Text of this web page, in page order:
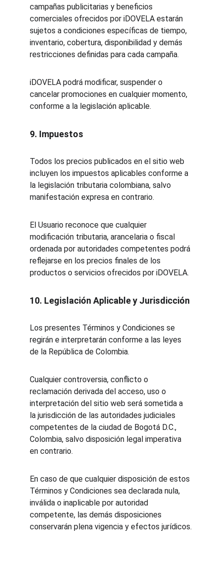
campañas publicitarias y beneficios
comerciales ofrecidos por iDOVELA estarán
sujetos a condiciones específicas de tiempo,
inventario, cobertura, disponibilidad y demás
restricciones definidas para cada campaña.
iDOVELA podrá modificar, suspender o
cancelar promociones en cualquier momento,
conforme a la legislación aplicable.
9. Impuestos
Todos los precios publicados en el sitio web
incluyen los impuestos aplicables conforme a
la legislación tributaria colombiana, salvo
manifestación expresa en contrario.
El Usuario reconoce que cualquier
modificación tributaria, arancelaria o fiscal
ordenada por autoridades competentes podrá
reflejarse en los precios finales de los
productos o servicios ofrecidos por iDOVELA.
10. Legislación Aplicable y Jurisdicción
Los presentes Términos y Condiciones se
regirán e interpretarán conforme a las leyes
de la República de Colombia.
Cualquier controversia, conflicto o
reclamación derivada del acceso, uso o
interpretación del sitio web será sometida a
la jurisdicción de las autoridades judiciales
competentes de la ciudad de Bogotá D.C.,
Colombia, salvo disposición legal imperativa
en contrario.
En caso de que cualquier disposición de estos
Términos y Condiciones sea declarada nula,
inválida o inaplicable por autoridad
competente, las demás disposiciones
conservarán plena vigencia y efectos jurídicos.